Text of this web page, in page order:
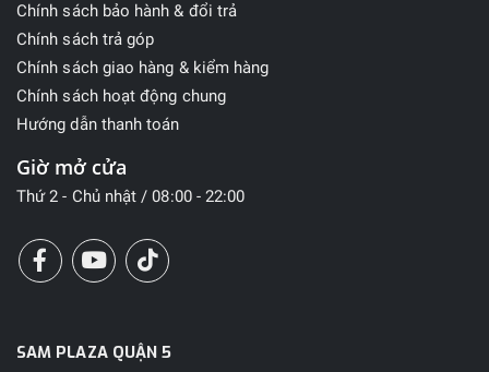
Chính sách bảo hành & đổi trả
Chính sách trả góp
Chính sách giao hàng & kiểm hàng
Chính sách hoạt động chung
Hướng dẫn thanh toán
Giờ mở cửa
Thứ 2 - Chủ nhật / 08:00 - 22:00
SAM PLAZA QUẬN 5